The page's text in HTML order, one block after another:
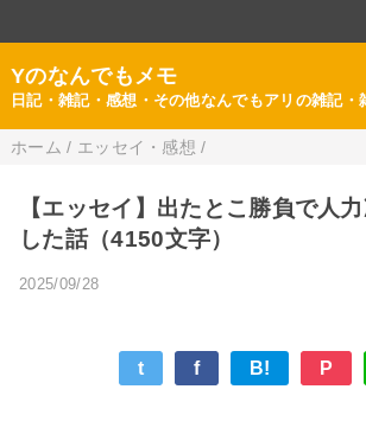
Yのなんでもメモ
日記・雑記・感想・その他なんでもアリの雑記・
ホーム / エッセイ・感想 /
【エッセイ】出たとこ勝負で人
した話（4150文字）
2025/09/28
t f B! P